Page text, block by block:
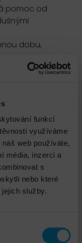
funkcí
využíváme
web používáte,
média, inzerci a
s
nebo které
služby.
pomoc od
dobu,
bloku
výstupů.
doby této
určitou.
výkon by
pevného
této služby a